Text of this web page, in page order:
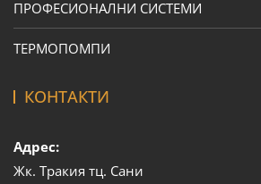
ПРОФЕСИОНАЛНИ СИСТЕМИ
ТЕРМОПОМПИ
КОНТАКТИ
Адрес:
Жк. Тракия тц. Сани